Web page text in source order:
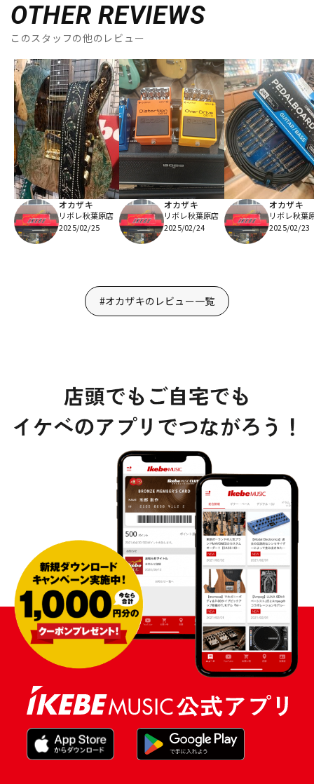
OTHER REVIEWS
このスタッフの他のレビュー
オカザキ
リボレ秋葉原店
2025/02/25
オカザキ
リボレ秋葉原店
2025/02/24
オカザキ
リボレ秋葉
2025/02/23
#オカザキのレビュー一覧